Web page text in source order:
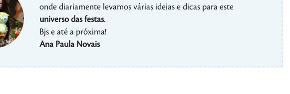
onde diariamente levamos várias ideias e dicas para este
universo das festas.
Bjs e até a próxima!
Ana Paula Novais